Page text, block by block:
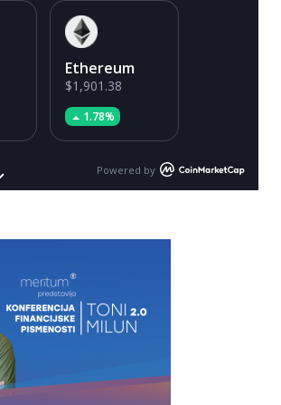
Ethereum
$1,901.38
1.78%
Powered by